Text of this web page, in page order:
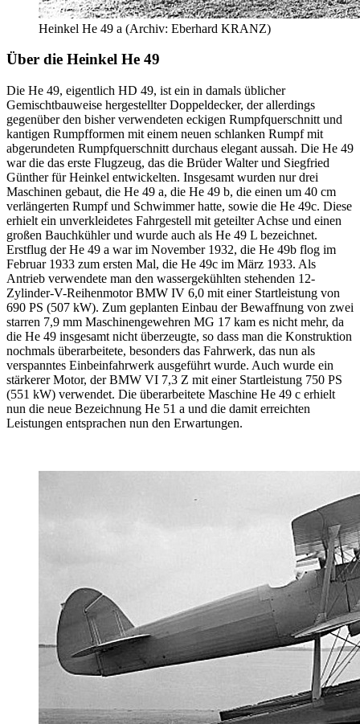
Heinkel He 49 a (Archiv: Eberhard KRANZ)
Über die Heinkel He 49
Die He 49, eigentlich HD 49, ist ein in damals üblicher
Gemischtbauweise hergestellter Doppeldecker, der allerdings
gegenüber den bisher verwendeten eckigen Rumpfquerschnitt und
kantigen Rumpfformen mit einem neuen schlanken Rumpf mit
abgerundeten Rumpfquerschnitt durchaus elegant aussah. Die He 49
war die das erste Flugzeug, das die Brüder Walter und Siegfried
Günther für Heinkel entwickelten. Insgesamt wurden nur drei
Maschinen gebaut, die He 49 a, die He 49 b, die einen um 40 cm
verlängerten Rumpf und Schwimmer hatte, sowie die He 49c. Diese
erhielt ein unverkleidetes Fahrgestell mit geteilter Achse und einen
großen Bauchkühler und wurde auch als He 49 L bezeichnet.
Erstflug der He 49 a war im November 1932, die He 49b flog im
Februar 1933 zum ersten Mal, die He 49c im März 1933. Als
Antrieb verwendete man den wassergekühlten stehenden 12-
Zylinder-V-Reihenmotor BMW IV 6,0 mit einer Startleistung von
690 PS (507 kW). Zum geplanten Einbau der Bewaffnung von zwei
starren 7,9 mm Maschinengewehren MG 17 kam es nicht mehr, da
die He 49 insgesamt nicht überzeugte, so dass man die Konstruktion
nochmals überarbeitete, besonders das Fahrwerk, das nun als
verspanntes Einbeinfahrwerk ausgeführt wurde. Auch wurde ein
stärkerer Motor, der BMW VI 7,3 Z mit einer Startleistung 750 PS
(551 kW) verwendet. Die überarbeitete Maschine He 49 c erhielt
nun die neue Bezeichnung He 51 a und die damit erreichten
Leistungen entsprachen nun den Erwartungen.